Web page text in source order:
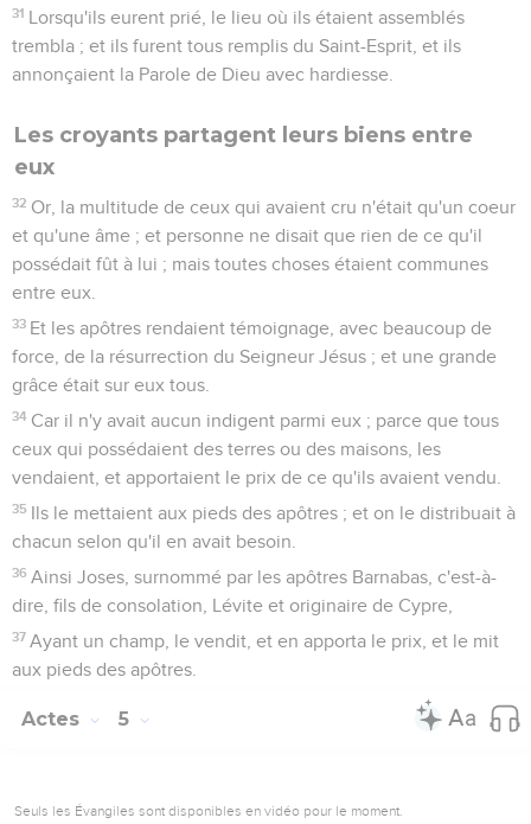
31 Lorsqu'ils eurent prié, le lieu où ils étaient assemblés
trembla ; et ils furent tous remplis du Saint-Esprit, et ils
annonçaient la Parole de Dieu avec hardiesse.
Les croyants partagent leurs biens entre
eux
32 Or, la multitude de ceux qui avaient cru n'était qu'un coeur
et qu'une âme ; et personne ne disait que rien de ce qu'il
possédait fût à lui ; mais toutes choses étaient communes
entre eux.
33 Et les apôtres rendaient témoignage, avec beaucoup de
force, de la résurrection du Seigneur Jésus ; et une grande
grâce était sur eux tous.
34 Car il n'y avait aucun indigent parmi eux ; parce que tous
ceux qui possédaient des terres ou des maisons, les
vendaient, et apportaient le prix de ce qu'ils avaient vendu.
35 Ils le mettaient aux pieds des apôtres ; et on le distribuait à
chacun selon qu'il en avait besoin.
36 Ainsi Joses, surnommé par les apôtres Barnabas, c'est-à-
dire, fils de consolation, Lévite et originaire de Cypre,
37 Ayant un champ, le vendit, et en apporta le prix, et le mit
aux pieds des apôtres.
Actes 5
Seuls les Évangiles sont disponibles en vidéo pour le moment.